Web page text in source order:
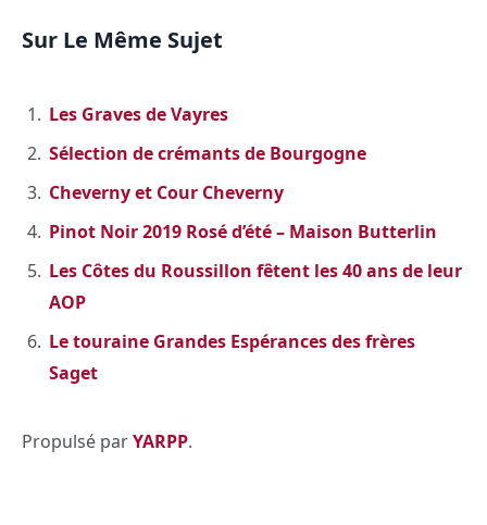
Sur Le Même Sujet
Les Graves de Vayres
Sélection de crémants de Bourgogne
Cheverny et Cour Cheverny
Pinot Noir 2019 Rosé d’été – Maison Butterlin
Les Côtes du Roussillon fêtent les 40 ans de leur
AOP
Le touraine Grandes Espérances des frères
Saget
Propulsé parYARPP.